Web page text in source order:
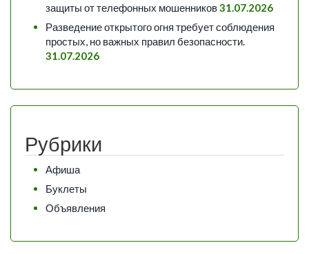
защиты от телефонных мошенников31.07.2026
Разведение открытого огня требует соблюдения
простых, но важных правил безопасности.
31.07.2026
Рубрики
Афиша
Буклеты
Объявления